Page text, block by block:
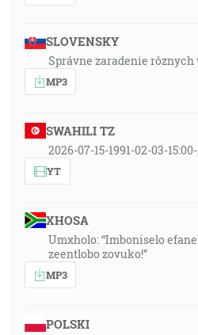
SLOVENSKY
Správne zaradenie
MP3
SWAHILI TZ
2026-07-15-1991-02-03-
YT
XHOSA
Umxholo: “Imboniselo
zeentlobo zovuko!”
MP3
POLSKI